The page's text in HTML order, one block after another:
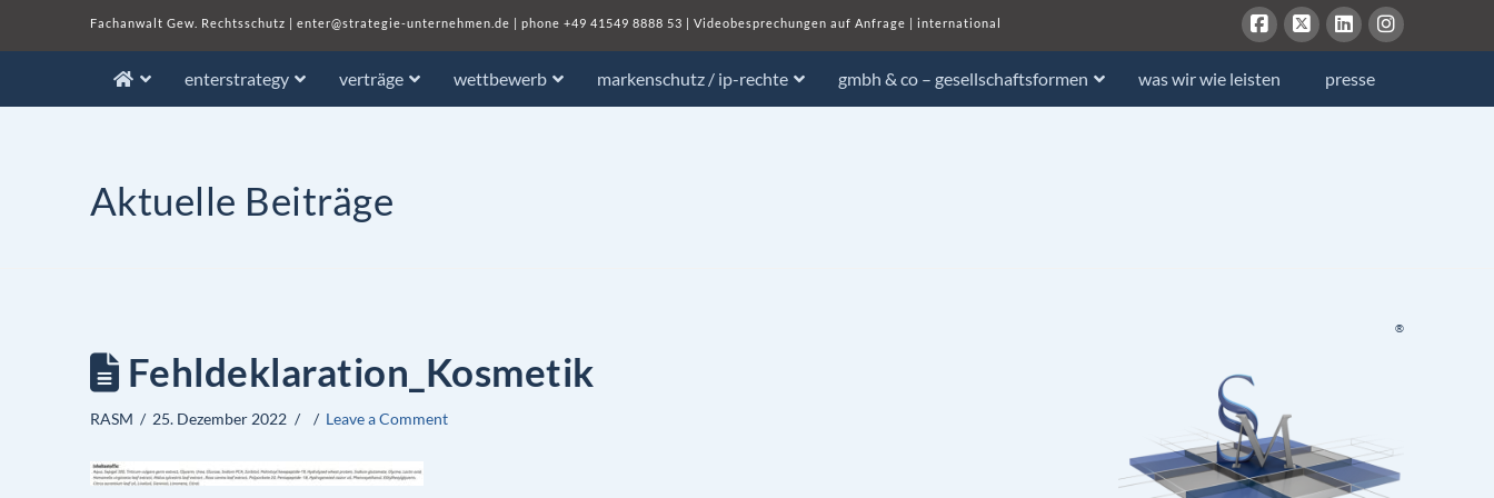
Fachanwalt Gew. Rechtsschutz | enter@strategie-unternehmen.de | phone +49 41549 8888 53 | Videobesprechungen auf Anfrage | international
enterstrategy verträge wettbewerb markenschutz / ip-rechte gmbh & co – gesellschaftsformen was wir wie leisten presse
Aktuelle Beiträge
Fehldeklaration_Kosmetik
RASM 25. Dezember 2022 Leave a Comment
®